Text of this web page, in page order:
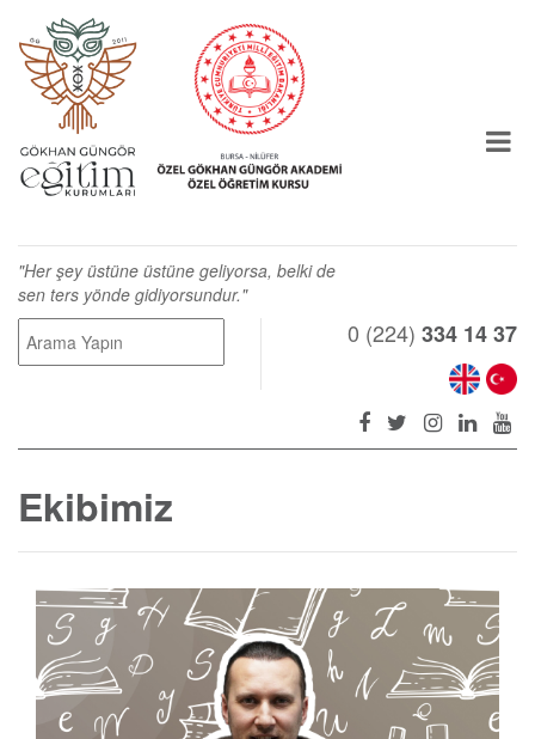
"Her şey üstüne üstüne geliyorsa, belki de
sen ters yönde gidiyorsundur."
0 (224) 334 14 37
Ekibimiz